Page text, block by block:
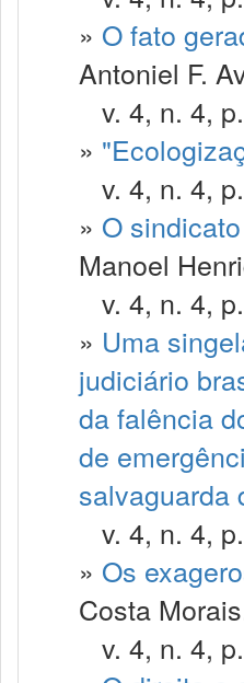
» O fato
Antoniel F.
v. 4, n. 4,
»
v. 4, n. 4,
» O
Manoel
v. 4, n. 4,
» Uma
judiciário
da falência
de
salvaguarda
v. 4, n. 4,
» Os
Costa
v. 4, n. 4,